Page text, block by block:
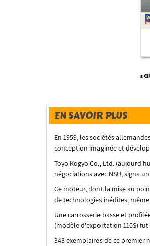
*
EN SAVOIR PLUS
En 1959, les sociétés
conception imaginée et
Toyo Kogyo Co., Ltd.
négociations avec NSU, signa
Ce moteur, dont la mise au
de technologies inédites,
Une carrosserie basse et
(modèle d'exportation 110S)
343 exemplaires de ce premier